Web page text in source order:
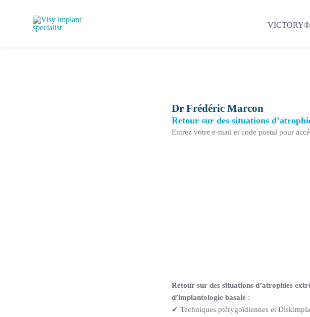
VICTORY®
Dr Frédéric Marcon
Retour sur des situations
Entrez votre e-mail et code postal pour
Retour sur des situations d’atrophies
d’implantologie basale :
✔ Techniques ptérygoïdiennes et